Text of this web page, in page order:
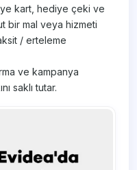
kart, hediye çeki ve
bir mal veya hizmeti
/ erteleme
ve kampanya
saklı tutar.